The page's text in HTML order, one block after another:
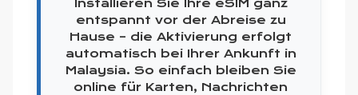
Installieren Sie Ihre eSIM ganz
entspannt vor der Abreise zu
Hause – die Aktivierung erfolgt
automatisch bei Ihrer Ankunft in
Malaysia. So einfach bleiben Sie
online für Karten, Nachrichten